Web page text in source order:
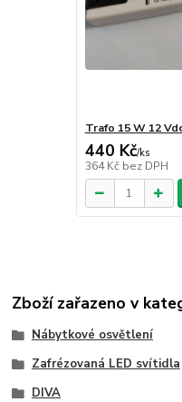
Trafo 15 W 12
440 Kč/ks
364 Kč bez DPH
Zboží zařazeno v
Nábytkové osvětlení
Zafrézovaná LED svítidla
DIVA